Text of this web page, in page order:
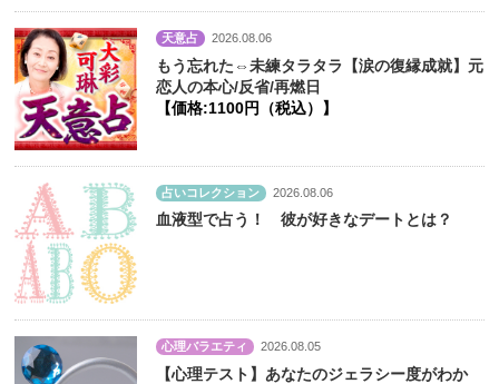
天意占 2026.08.06
もう忘れた⇔未練タラタラ【涙の復縁成就】元
恋人の本心/反省/再燃日
【価格:1100円（税込）】
占いコレクション 2026.08.06
血液型で占う！ 彼が好きなデートとは？
心理バラエティ 2026.08.05
【心理テスト】あなたのジェラシー度がわか